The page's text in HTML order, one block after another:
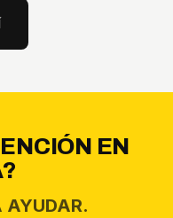
EN
AYUDAR.